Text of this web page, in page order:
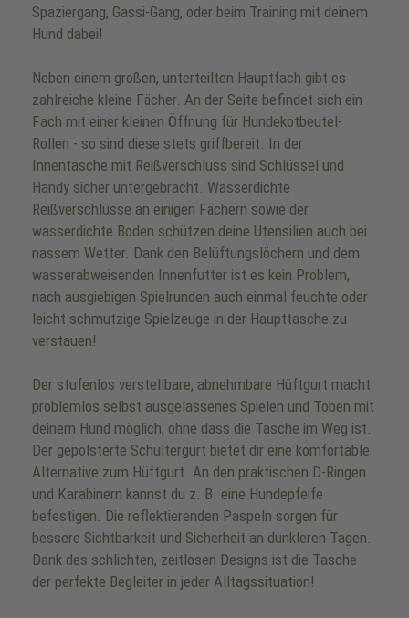
Spaziergang, Gassi-Gang, oder beim Training mit deinem
Hund dabei!
Neben einem großen, unterteilten Hauptfach gibt es
zahlreiche kleine Fächer. An der Seite befindet sich ein
Fach mit einer kleinen Öffnung für Hundekotbeutel-
Rollen - so sind diese stets griffbereit. In der
Innentasche mit Reißverschluss sind Schlüssel und
Handy sicher untergebracht. Wasserdichte
Reißverschlüsse an einigen Fächern sowie der
wasserdichte Boden schützen deine Utensilien auch bei
nassem Wetter. Dank den Belüftungslöchern und dem
wasserabweisenden Innenfutter ist es kein Problem,
nach ausgiebigen Spielrunden auch einmal feuchte oder
leicht schmutzige Spielzeuge in der Haupttasche zu
verstauen!
Der stufenlos verstellbare, abnehmbare Hüftgurt macht
problemlos selbst ausgelassenes Spielen und Toben mit
deinem Hund möglich, ohne dass die Tasche im Weg ist.
Der gepolsterte Schultergurt bietet dir eine komfortable
Alternative zum Hüftgurt. An den praktischen D-Ringen
und Karabinern kannst du z. B. eine Hundepfeife
befestigen. Die reflektierenden Paspeln sorgen für
bessere Sichtbarkeit und Sicherheit an dunkleren Tagen.
Dank des schlichten, zeitlosen Designs ist die Tasche
der perfekte Begleiter in jeder Alltagssituation!